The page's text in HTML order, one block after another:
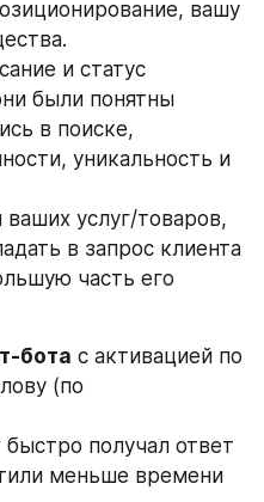
вашу
и статус
были понятны
в поиске,
уникальность и
услуг/товаров,
в запрос клиента
часть его
бота с активацией по
(по
получал ответ
меньше времени